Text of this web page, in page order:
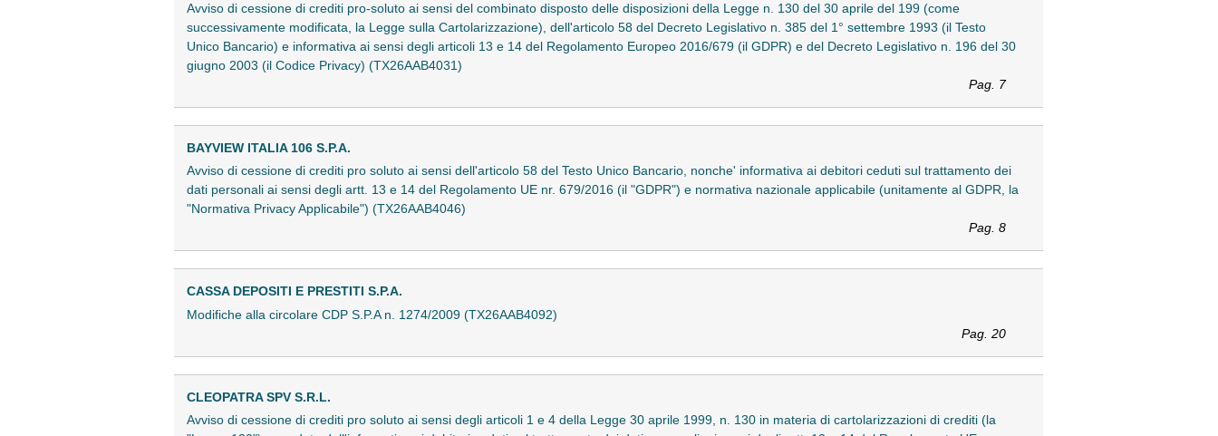
Avviso di cessione di crediti pro-soluto ai sensi del combinato disposto delle disposizioni della Legge n. 130 del 30 aprile del 199 (come
successivamente modificata, la Legge sulla Cartolarizzazione), dell'articolo 58 del Decreto Legislativo n. 385 del 1° settembre 1993 (il Testo
Unico Bancario) e informativa ai sensi degli articoli 13 e 14 del Regolamento Europeo 2016/679 (il GDPR) e del Decreto Legislativo n. 196 del 30
giugno 2003 (il Codice Privacy) (TX26AAB4031)
Pag. 7
BAYVIEW ITALIA 106 S.P.A.
Avviso di cessione di crediti pro soluto ai sensi dell'articolo 58 del Testo Unico Bancario, nonche' informativa ai debitori ceduti sul trattamento dei
dati personali ai sensi degli artt. 13 e 14 del Regolamento UE nr. 679/2016 (il "GDPR") e normativa nazionale applicabile (unitamente al GDPR, la
"Normativa Privacy Applicabile") (TX26AAB4046)
Pag. 8
CASSA DEPOSITI E PRESTITI S.P.A.
Modifiche alla circolare CDP S.P.A n. 1274/2009 (TX26AAB4092)
Pag. 20
CLEOPATRA SPV S.R.L.
Avviso di cessione di crediti pro soluto ai sensi degli articoli 1 e 4 della Legge 30 aprile 1999, n. 130 in materia di cartolarizzazioni di crediti (la